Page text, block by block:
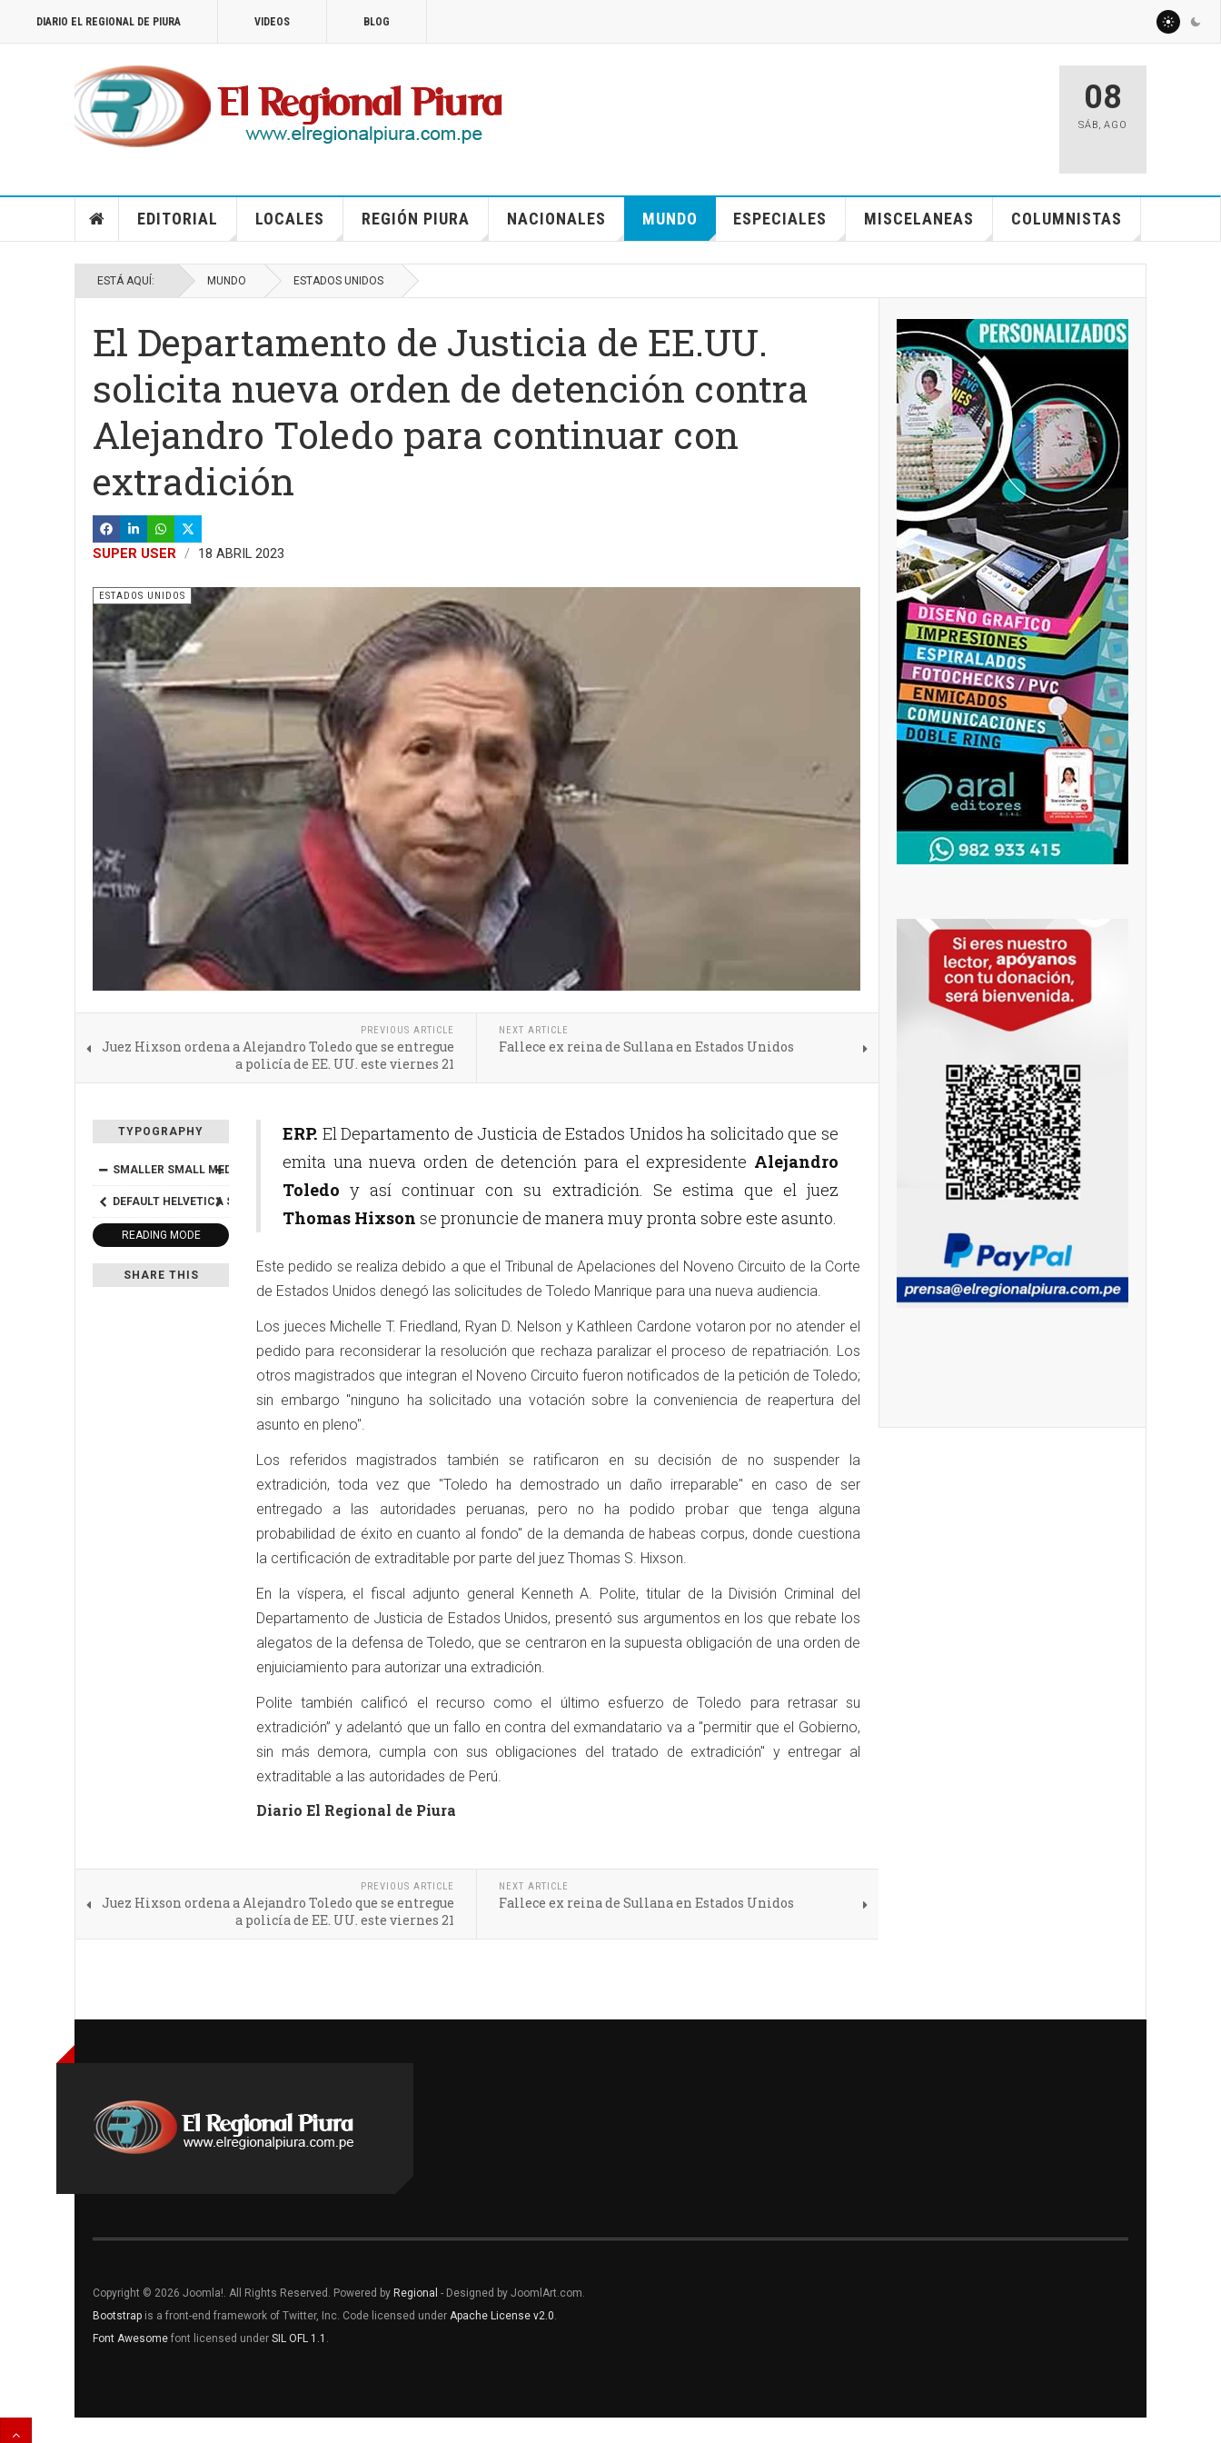
DIARIO EL REGIONAL DE PIURA VIDEOS BLOG
08
SÁB, AGO
EDITORIAL LOCALES REGIÓN PIURA NACIONALES MUNDO ESPECIALES MISCELANEAS COLUMNISTAS
ESTÁ AQUÍ: MUNDO ESTADOS UNIDOS
El Departamento de Justicia de EE.UU.
solicita nueva orden de detención contra
Alejandro Toledo para continuar con
extradición
SUPER USER 18 ABRIL 2023
ESTADOS UNIDOS
PREVIOUS ARTICLE
Juez Hixson ordena a Alejandro Toledo que se entregue
a policía de EE. UU. este viernes 21
NEXT ARTICLE
Fallece ex reina de Sullana en Estados Unidos
TYPOGRAPHY
SMALLER SMALL MEDIUM BIGGER
DEFAULT HELVETICA SEGOE TIMES
READING MODE
SHARE THIS
ERP. El Departamento de Justicia de Estados Unidos ha solicitado que se
emita una nueva orden de detención para el expresidente Alejandro
Toledo y así continuar con su extradición. Se estima que el juez
Thomas Hixson se pronuncie de manera muy pronta sobre este asunto.
Este pedido se realiza debido a que el Tribunal de Apelaciones del Noveno Circuito de la Corte
de Estados Unidos denegó las solicitudes de Toledo Manrique para una nueva audiencia.
Los jueces Michelle T. Friedland, Ryan D. Nelson y Kathleen Cardone votaron por no atender el
pedido para reconsiderar la resolución que rechaza paralizar el proceso de repatriación. Los
otros magistrados que integran el Noveno Circuito fueron notificados de la petición de Toledo;
sin embargo "ninguno ha solicitado una votación sobre la conveniencia de reapertura del
asunto en pleno".
Los referidos magistrados también se ratificaron en su decisión de no suspender la
extradición, toda vez que "Toledo ha demostrado un daño irreparable" en caso de ser
entregado a las autoridades peruanas, pero no ha podido probar que tenga alguna
probabilidad de éxito en cuanto al fondo" de la demanda de habeas corpus, donde cuestiona
la certificación de extraditable por parte del juez Thomas S. Hixson.
En la víspera, el fiscal adjunto general Kenneth A. Polite, titular de la División Criminal del
Departamento de Justicia de Estados Unidos, presentó sus argumentos en los que rebate los
alegatos de la defensa de Toledo, que se centraron en la supuesta obligación de una orden de
enjuiciamiento para autorizar una extradición.
Polite también calificó el recurso como el último esfuerzo de Toledo para retrasar su
extradición” y adelantó que un fallo en contra del exmandatario va a "permitir que el Gobierno,
sin más demora, cumpla con sus obligaciones del tratado de extradición" y entregar al
extraditable a las autoridades de Perú.
Diario El Regional de Piura
PREVIOUS ARTICLE
Juez Hixson ordena a Alejandro Toledo que se entregue
a policía de EE. UU. este viernes 21
NEXT ARTICLE
Fallece ex reina de Sullana en Estados Unidos
Copyright © 2026 Joomla!. All Rights Reserved. Powered by Regional - Designed by JoomlArt.com.
Bootstrap is a front-end framework of Twitter, Inc. Code licensed under Apache License v2.0
Font Awesome font licensed under SIL OFL 1.1